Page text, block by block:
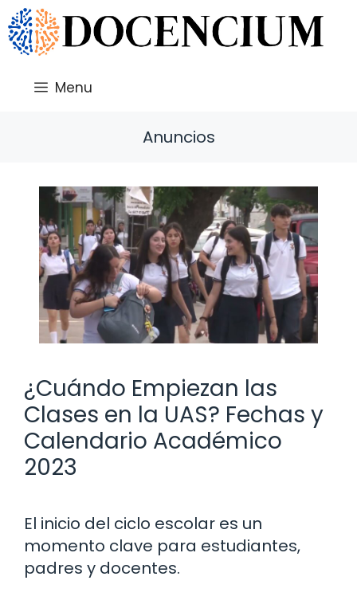
Saltar
al
contenido
Menu
Anuncios
¿Cuándo Empiezan las
Clases en la UAS? Fechas y
Calendario Académico
2023
El inicio del ciclo escolar es un
momento clave para estudiantes,
padres y docentes.